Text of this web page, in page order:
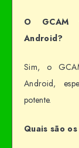
O GCAM
Android?
Sim, o
Android,
potente.
Quais são